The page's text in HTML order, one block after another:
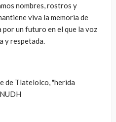
nombres, rostros y
viva la memoria de
por un futuro en el que la voz
y respetada.